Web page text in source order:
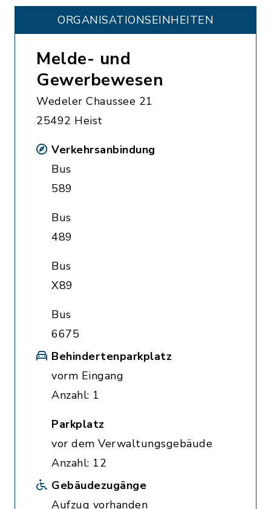
ORGANISATIONS­EINHEITEN
Melde- und
Gewerbewesen
Wedeler Chaussee 21
25492 Heist
Verkehrsanbindung
Bus
589
Bus
489
Bus
X89
Bus
6675
Behindertenparkplatz
vorm Eingang
Anzahl: 1
Parkplatz
vor dem Verwaltungsgebäude
Anzahl: 12
Gebäudezugänge
Aufzug vorhanden